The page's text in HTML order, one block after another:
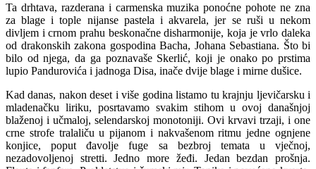
Ta drhtava, razderana i carmenska muzika ponoćne pohote ne zna
za blage i tople nijanse pastela i akvarela, jer se ruši u nekom
divljem i crnom prahu beskonačne disharmonije, koja je vrlo daleka
od drakonskih zakona gospodina Bacha, Johana Sebastiana. Što bi
bilo od njega, da ga poznavaše Skerlić, koji je onako po prstima
lupio Pandurovića i jadnoga Disa, inače dvije blage i mirne dušice.
Kad danas, nakon deset i više godina listamo tu krajnju ljevičarsku i
mladenačku liriku, posrtavamo svakim stihom u ovoj današnjoj
blaženoj i učmaloj, selendarskoj monotoniji. Ovi krvavi trzaji, i one
crne strofe tralaliču u pijanom i nakvašenom ritmu jedne ognjene
konjice, poput đavolje fuge sa bezbroj temata u vječnoj,
nezadovoljenoj stretti. Jedno more žeđi. Jedan bezdan prošnja.